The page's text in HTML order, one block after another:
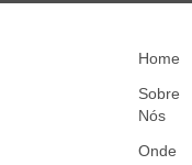
Home
Sobre
Nós
Onde